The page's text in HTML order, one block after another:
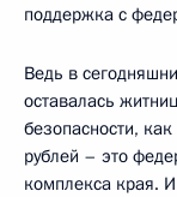
поддержка с
Ведь в
оставалась
безопасности,
рублей – это
комплекса края.